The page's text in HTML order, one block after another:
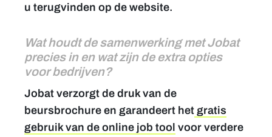
u terugvinden op de website.
Wat houdt de samenwerking met Jobat
precies in en wat zijn de extra opties
voor bedrijven?
Jobat verzorgt de druk van de
beursbrochure en garandeert het gratis
gebruik van de online job tool voor verdere